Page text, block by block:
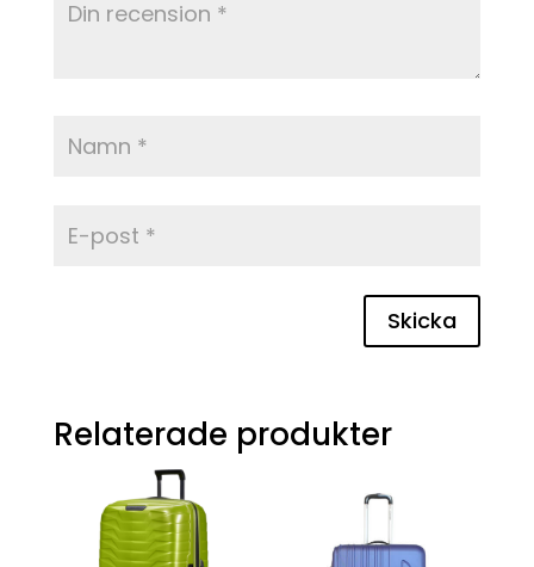
Skicka
Relaterade produkter